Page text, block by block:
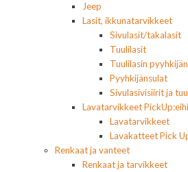
Jeep
Lasit, ikkunatarvikkeet
Sivulasit/takalasit
Tuulilasit
Tuulilasin
Pyyhkijänsulat
Sivulasivisiirit ja
Lavatarvikkeet
Lavatarvikkeet
Lavakatteet Pick
Renkaat ja vanteet
Renkaat ja tarvikkeet